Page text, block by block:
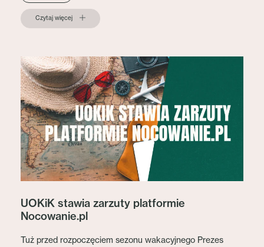
Czytaj więcej
UOKiK stawia zarzuty platformie
Nocowanie.pl
Tuż przed rozpoczęciem sezonu wakacyjnego Prezes